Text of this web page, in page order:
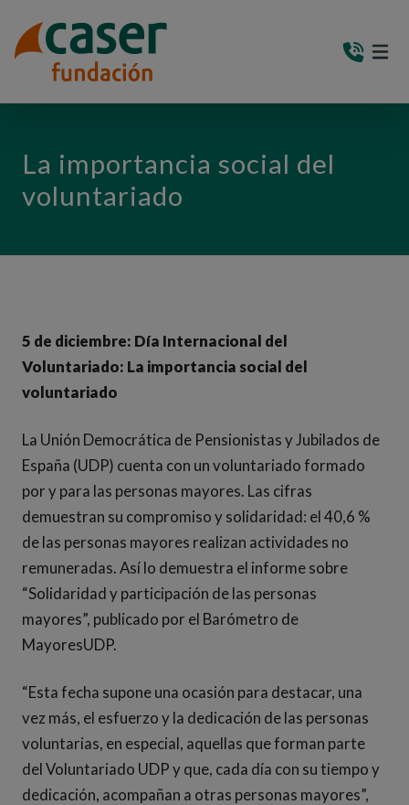
La importancia social del
voluntariado
5 de diciembre: Día Internacional del
Voluntariado: La importancia social del
voluntariado
La Unión Democrática de Pensionistas y Jubilados de
España (UDP) cuenta con un voluntariado formado
por y para las personas mayores. Las cifras
demuestran su compromiso y solidaridad: el 40,6 %
de las personas mayores realizan actividades no
remuneradas. Así lo demuestra el informe sobre
“Solidaridad y participación de las personas
mayores”, publicado por el Barómetro de
MayoresUDP.
“Esta fecha supone una ocasión para destacar, una
vez más, el esfuerzo y la dedicación de las personas
voluntarias, en especial, aquellas que forman parte
del Voluntariado UDP y que, cada día con su tiempo y
dedicación, acompañan a otras personas mayores”,